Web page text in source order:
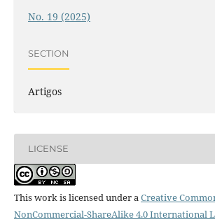
No. 19 (2025)
SECTION
Artigos
LICENSE
This work is licensed under a Creative
NonCommercial-ShareAlike 4.0 International